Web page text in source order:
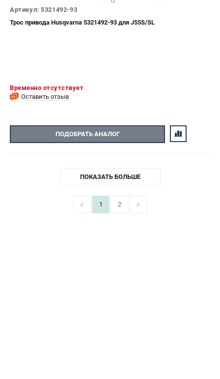
Артикул: 5321492-93
Трос привода Husqvarna 5321492-93 для J55S/SL
Временно отсутствует
Оставить отзыв
ПОДОБРАТЬ АНАЛОГ
1 2
ПОКАЗАТЬ БОЛЬШЕ